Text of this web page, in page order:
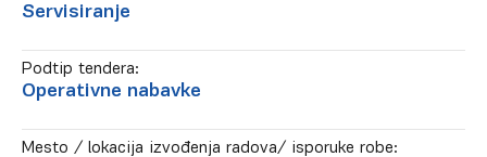
Servisiranje
Podtip tendera:
Operativne nabavke
Mesto / lokacija izvođenja radova/ isporuke robe: